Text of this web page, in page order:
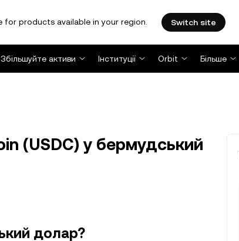
products available in your region. Switch site
Збільшуйте активи Інституції Orbit Більше
(USDC) у бермудський
долар?